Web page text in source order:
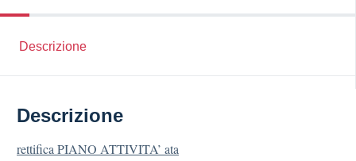
Descrizione
Descrizione
rettifica PIANO ATTIVITA’ ata